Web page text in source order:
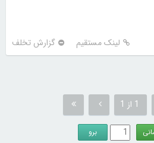
لینک مستقیم گزارش تخلف
1 از 1